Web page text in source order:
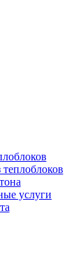
услуги